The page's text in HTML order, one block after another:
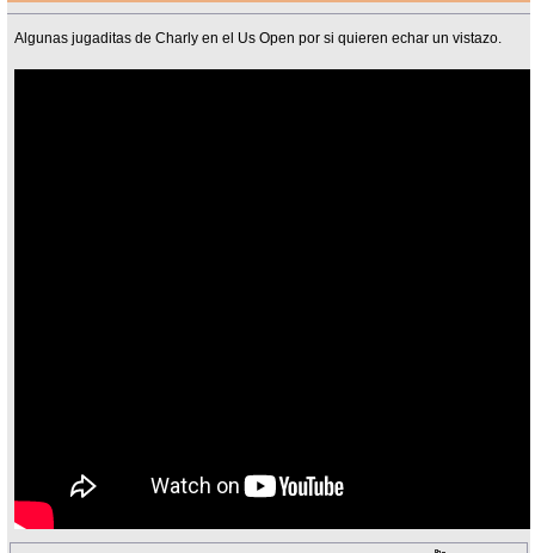
Algunas jugaditas de Charly en el Us Open por si quieren echar un vistazo.